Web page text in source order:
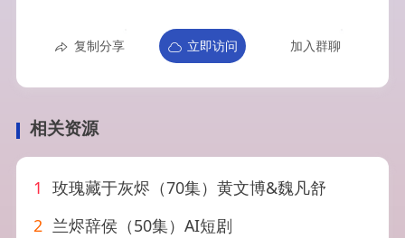
复制分享 立即访问 加入群聊
相关资源
1 玫瑰藏于灰烬（70集）黄文博&魏凡舒
2 兰烬辞侯（50集）AI短剧